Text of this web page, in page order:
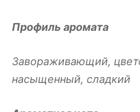
Профиль аромата
Завораживающий,
насыщенный, сладкий